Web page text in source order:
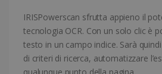
IRISPowerscan sfrutta appieno il
tecnologia OCR. Con un solo clic è
testo in un campo indice. Sarà
di criteri di ricerca, automatizzare
qualunque punto della pagina.